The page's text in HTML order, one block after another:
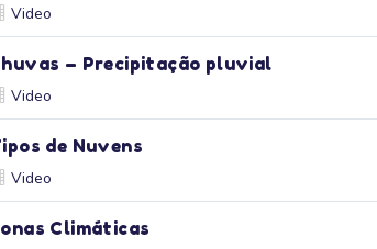
Video
– Precipitação pluvial
Video
de Nuvens
Video
Climáticas